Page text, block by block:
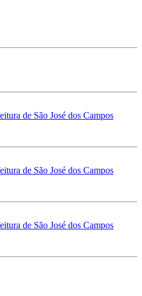
de São José dos Campos
de São José dos Campos
de São José dos Campos